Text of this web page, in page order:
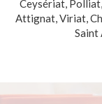
Ceysériat,
Attignat, Viriat,
Saint